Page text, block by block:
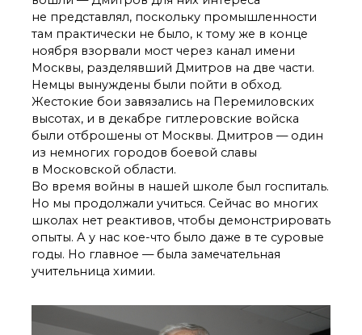
не представлял, поскольку промышленности
там практически не было, к тому же в конце
ноября взорвали мост через канал имени
Москвы, разделявший Дмитров на две части.
Немцы вынуждены были пойти в обход.
Жестокие бои завязались на Перемиловских
высотах, и в декабре гитлеровские войска
были отброшены от Москвы. Дмитров — один
из немногих городов боевой славы
в Московской области.
Во время войны в нашей школе был госпиталь.
Но мы продолжали учиться. Сейчас во многих
школах нет реактивов, чтобы демонстрировать
опыты. А у нас кое-что было даже в те суровые
годы. Но главное — была замечательная
учительница химии.